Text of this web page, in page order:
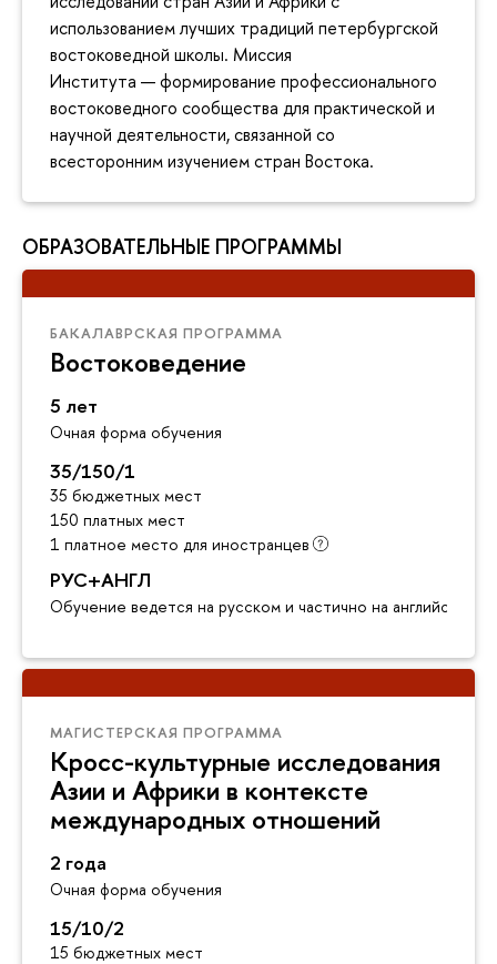
использованием лучших традиций петербургской
востоковедной школы. Миссия
Института — формирование профессионального
востоковедного сообщества для практической и
научной деятельности, связанной со
всесторонним изучением стран Востока.
ОБРАЗОВАТЕЛЬНЫЕ ПРОГРАММЫ
БАКАЛАВРСКАЯ ПРОГРАММА
Востоковедение
5 лет
Очная форма обучения
35/150/1
35 бюджетных мест
150 платных мест
1 платное место для иностранцев
РУС+АНГЛ
Обучение ведется на русском и частично на английском
МАГИСТЕРСКАЯ ПРОГРАММА
Кросс-культурные исследования
Азии и Африки в контексте
международных отношений
2 года
Очная форма обучения
15/10/2
15 бюджетных мест